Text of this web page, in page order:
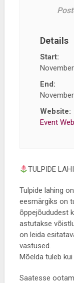
Details
Start:
End:
Website:
Event
TULPIDE
Tulpide lahing
eesmärgiks on
õppejõududest
astutakse
on leida
vastused.
Mõelda tuleb
Saatesse